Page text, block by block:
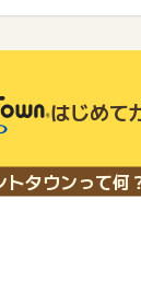
場合は、「新規
を1日目とし）31
ストールした場合
端末でインストー
作をした場合
いる場合
場合
買い物を利用され
除をおこなって
にお電話など2つ
上のWEBフォー
ビスの都合もし
。
れる場合がござい
ます。
かは各広告主では
イントに関する詳
のポイントに関す
玉、茨城
はじめて
トタウンって何